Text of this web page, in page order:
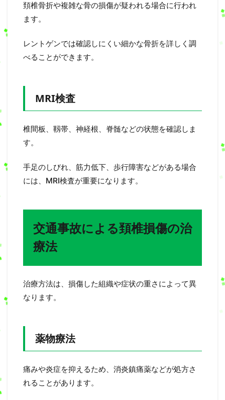
頚椎骨折や複雑な骨の損傷が疑われる場合に行われ
ます。
レントゲンでは確認しにくい細かな骨折を詳しく調
べることができます。
MRI検査
椎間板、靱帯、神経根、脊髄などの状態を確認しま
す。
手足のしびれ、筋力低下、歩行障害などがある場合
には、MRI検査が重要になります。
交通事故による頚椎損傷の治
療法
治療方法は、損傷した組織や症状の重さによって異
なります。
薬物療法
痛みや炎症を抑えるため、消炎鎮痛薬などが処方さ
れることがあります。